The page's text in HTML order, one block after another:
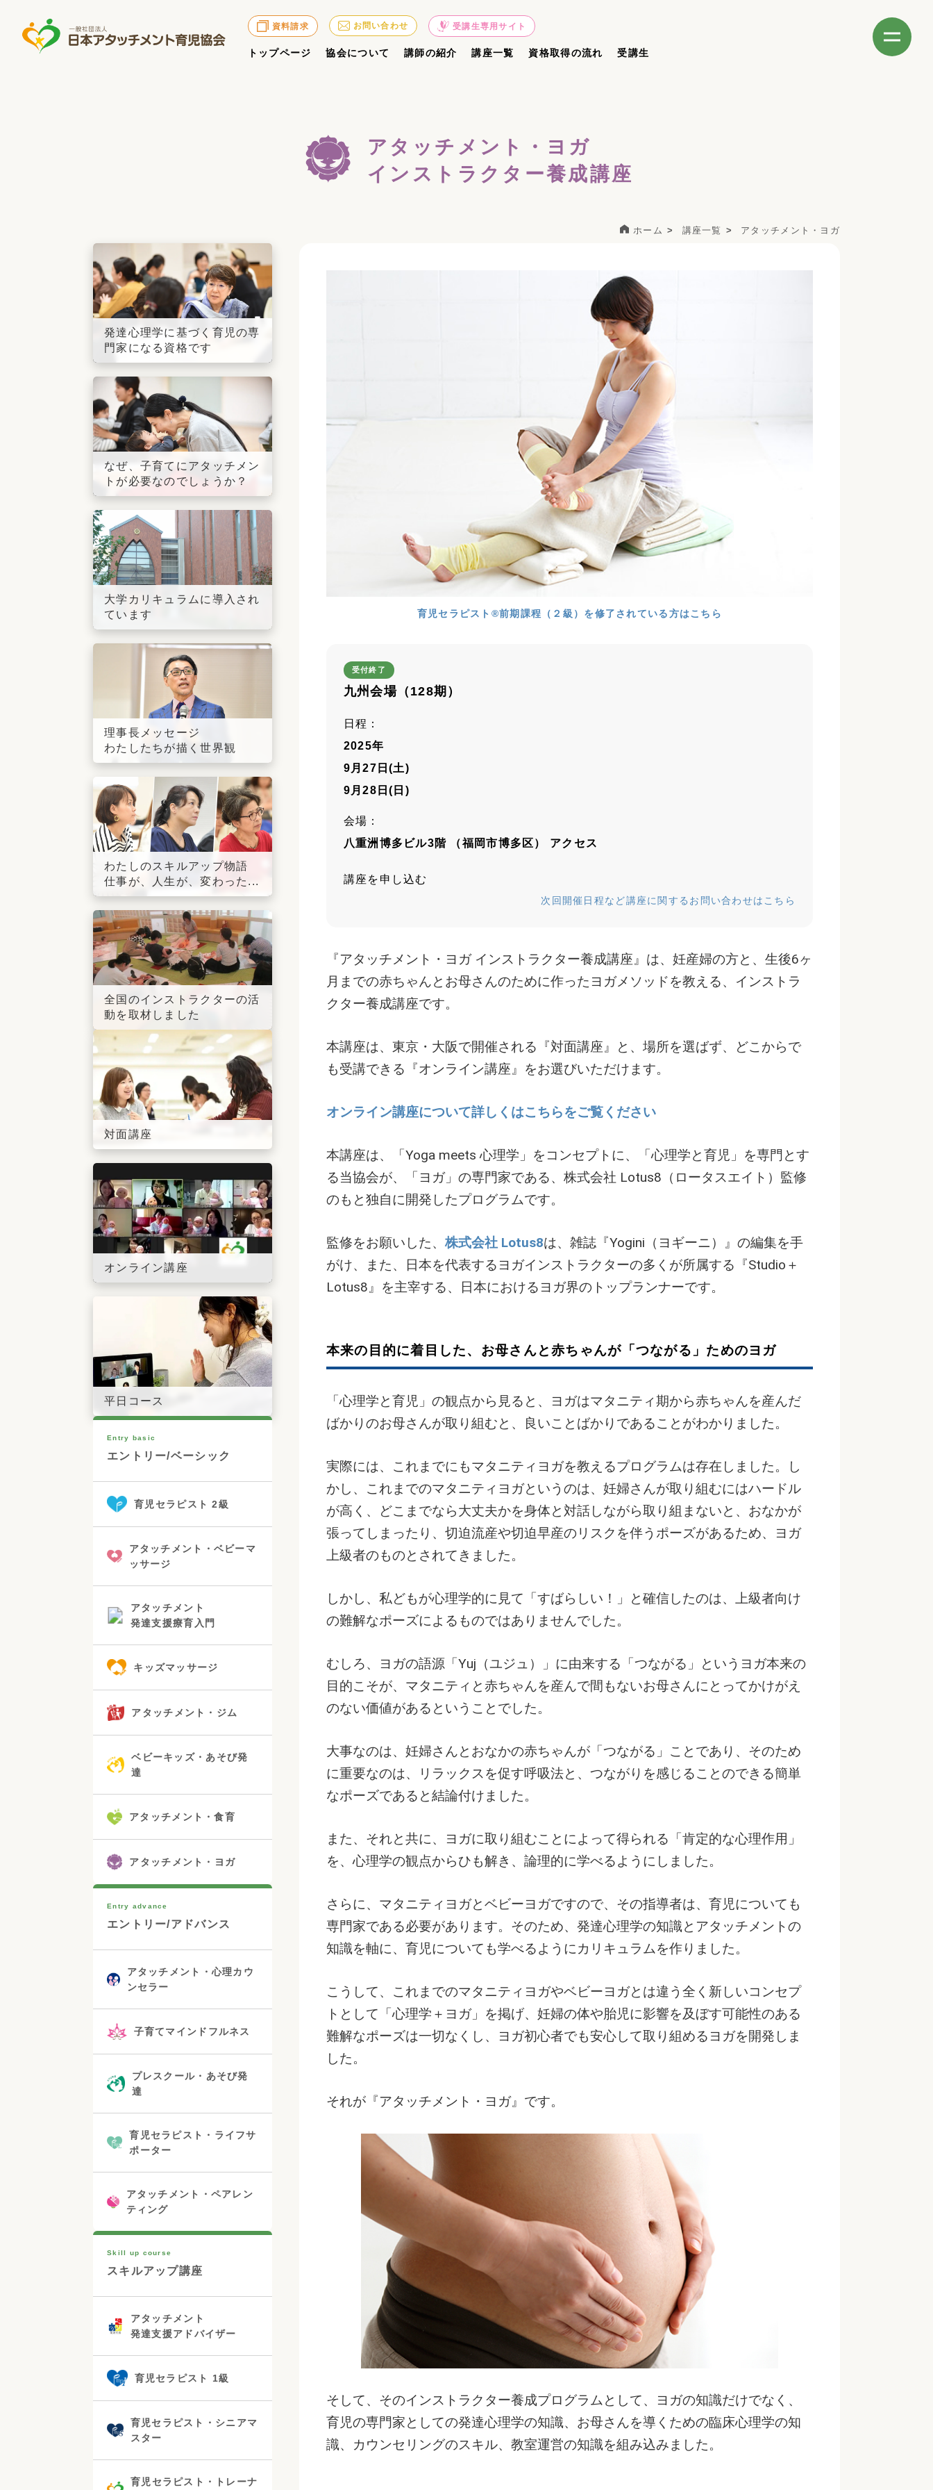
資料請求 お問い合わせ 受講生専用サイト
トップページ 協会について 講師の紹介 講座一覧 資格取得の流れ 受講生
アタッチメント・ヨガ
インストラクター養成講座
ホーム 講座一覧 アタッチメント・ヨガ
育児セラピスト®前期課程（２級）を修了されている方はこちら
受付終了
九州会場（128期）
日程：
2025年
9月27日(土)
9月28日(日)
会場：
八重洲博多ビル3階 （福岡市博多区） アクセス
講座を申し込む
次回開催日程など講座に関するお問い合わせはこちら
『アタッチメント・ヨガ インストラクター養成講座』は、妊産婦の方と、生後6ヶ
月までの赤ちゃんとお母さんのために作ったヨガメソッドを教える、インストラ
クター養成講座です。
本講座は、東京・大阪で開催される『対面講座』と、場所を選ばず、どこからで
も受講できる『オンライン講座』をお選びいただけます。
オンライン講座について詳しくはこちらをご覧ください
本講座は、「Yoga meets 心理学」をコンセプトに、「心理学と育児」を専門とす
る当協会が、「ヨガ」の専門家である、株式会社 Lotus8（ロータスエイト）監修
のもと独自に開発したプログラムです。
監修をお願いした、 株式会社 Lotus8は、雑誌『Yogini（ヨギーニ）』の編集を手
がけ、また、日本を代表するヨガインストラクターの多くが所属する『Studio＋
Lotus8』を主宰する、日本におけるヨガ界のトップランナーです。
本来の目的に着目した、お母さんと赤ちゃんが「つながる」ためのヨガ
「心理学と育児」の観点から見ると、ヨガはマタニティ期から赤ちゃんを産んだ
ばかりのお母さんが取り組むと、良いことばかりであることがわかりました。
実際には、これまでにもマタニティヨガを教えるプログラムは存在しました。し
かし、これまでのマタニティヨガというのは、妊婦さんが取り組むにはハードル
が高く、どこまでなら大丈夫かを身体と対話しながら取り組まないと、おなかが
張ってしまったり、切迫流産や切迫早産のリスクを伴うポーズがあるため、ヨガ
上級者のものとされてきました。
しかし、私どもが心理学的に見て「すばらしい！」と確信したのは、上級者向け
の難解なポーズによるものではありませんでした。
むしろ、ヨガの語源「Yuj（ユジュ）」に由来する「つながる」というヨガ本来の
目的こそが、マタニティと赤ちゃんを産んで間もないお母さんにとってかけがえ
のない価値があるということでした。
大事なのは、妊婦さんとおなかの赤ちゃんが「つながる」ことであり、そのため
に重要なのは、リラックスを促す呼吸法と、つながりを感じることのできる簡単
なポーズであると結論付けました。
また、それと共に、ヨガに取り組むことによって得られる「肯定的な心理作用」
を、心理学の観点からひも解き、論理的に学べるようにしました。
さらに、マタニティヨガとベビーヨガですので、その指導者は、育児についても
専門家である必要があります。そのため、発達心理学の知識とアタッチメントの
知識を軸に、育児についても学べるようにカリキュラムを作りました。
こうして、これまでのマタニティヨガやベビーヨガとは違う全く新しいコンセプ
トとして「心理学＋ヨガ」を掲げ、妊婦の体や胎児に影響を及ぼす可能性のある
難解なポーズは一切なくし、ヨガ初心者でも安心して取り組めるヨガを開発しま
した。
それが『アタッチメント・ヨガ』です。
そして、そのインストラクター養成プログラムとして、ヨガの知識だけでなく、
育児の専門家としての発達心理学の知識、お母さんを導くための臨床心理学の知
識、カウンセリングのスキル、教室運営の知識を組み込みました。
発達心理学に基づく育児の専
門家になる資格です
なぜ、子育てにアタッチメン
トが必要なのでしょうか？
大学カリキュラムに導入され
ています
理事長メッセージ
わたしたちが描く世界観
わたしのスキルアップ物語
仕事が、人生が、変わった...
全国のインストラクターの活
動を取材しました
対面講座
オンライン講座
平日コース
Entry basic
エントリー/ベーシック
育児セラピスト 2級
アタッチメント・ベビーマ
ッサージ
アタッチメント
発達支援療育入門
キッズマッサージ
アタッチメント・ジム
ベビーキッズ・あそび発
達
アタッチメント・食育
アタッチメント・ヨガ
Entry advance
エントリー/アドバンス
アタッチメント・心理カウ
ンセラー
子育てマインドフルネス
プレスクール・あそび発
達
育児セラピスト・ライフサ
ポーター
アタッチメント・ペアレン
ティング
Skill up course
スキルアップ講座
アタッチメント
発達支援アドバイザー
育児セラピスト 1級
育児セラピスト・シニアマ
スター
育児セラピスト・トレーナ